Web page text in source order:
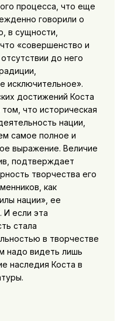
процесса, что еще
говорили о
в сущности,
«совершенство и
до него
исключительное».
достижений Коста
что историческая
нации,
самое полное и
выражение. Величие
подтверждает
творчества его
как
нации», ее
И если эта
стала
в творчестве
надо видеть лишь
наследия Коста в